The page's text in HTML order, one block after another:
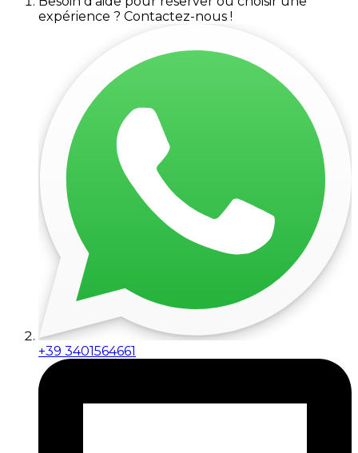
expérience ? Contactez-nous !
+39 3401564661